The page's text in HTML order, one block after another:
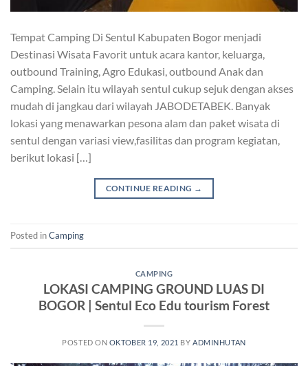
Tempat Camping Di Sentul Kabupaten Bogor menjadi
Destinasi Wisata Favorit untuk acara kantor, keluarga,
outbound Training, Agro Edukasi, outbound Anak dan
Camping. Selain itu wilayah sentul cukup sejuk dengan akses
mudah di jangkau dari wilayah JABODETABEK. Banyak
lokasi yang menawarkan pesona alam dan paket wisata di
sentul dengan variasi view,fasilitas dan program kegiatan,
berikut lokasi […]
CONTINUE READING →
Posted inCamping
CAMPING
LOKASI CAMPING GROUND LUAS DI
BOGOR | Sentul Eco Edu tourism Forest
POSTED ON OKTOBER 19, 2021 BYADMINHUTAN